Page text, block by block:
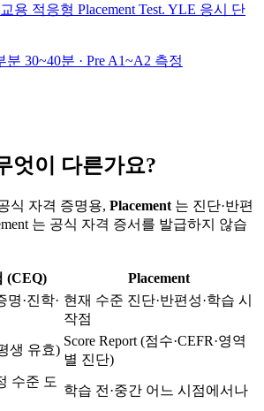
용 적응형 Placement Test. YLE 응시 단
30~40분 · Pre A1~A2 측정
엇이 다른가요?
식 자격 증명용, Placement 는 진단·반편
는 공식 자격 증서를 발급하지 않습
(CEQ) Placement
명·진학· 현재 수준 진단·반편성·학습 시
작점
생 유효)
Score Report (점수·CEFR·영역
별 진단)
수준 도
학습 전·중간 어느 시점에서나